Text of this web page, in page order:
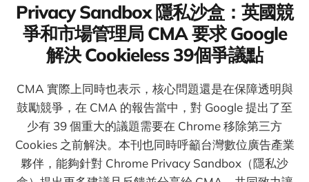
Privacy Sandbox 隱私沙盒：英國競
爭和市場管理局 CMA 要求 Google
解決 Cookieless 39個爭議點
CMA 實際上同時也表示，核心問題還是在保障透明與
鼓勵競爭，在 CMA 的報告當中，對 Google 提出了至
少有 39 個重大的議題需要在 Chrome 移除第三方
Cookies 之前解決。本刊也同時呼籲台灣數位廣告產業
夥伴，能夠針對 Chrome Privacy Sandbox（隱私沙